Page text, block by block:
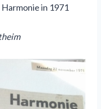
in 1971